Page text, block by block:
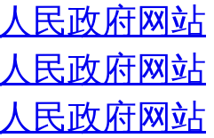
民政府网站
民政府网站
民政府网站